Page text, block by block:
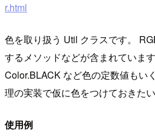
r.html
色を取り扱う Util クラスです。
するメソッドなどが含まれていま
Color.BLACK など色の定数値もい
理の実装で仮に色をつけておきた
使用例